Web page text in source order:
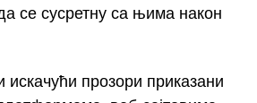
се сусретну са њима након
искачући прозори приказани